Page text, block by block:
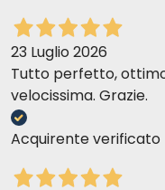
23 Luglio 2026
Tutto perfetto,
velocissima. Grazie.
Acquirente verificato